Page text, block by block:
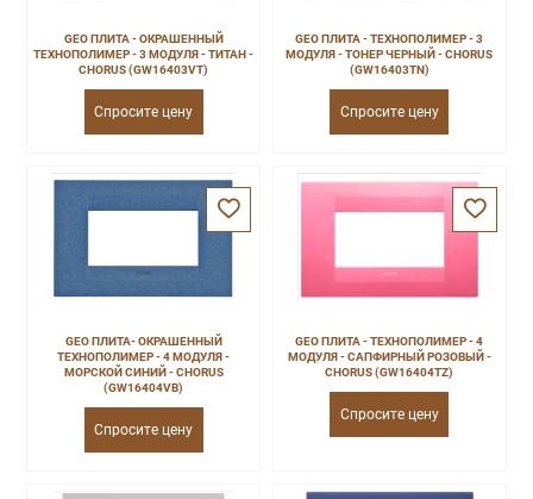
GEO ПЛИТА - ОКРАШЕННЫЙ
ТЕХНОПОЛИМЕР - 3 МОДУЛЯ - ТИТАН -
CHORUS (GW16403VT)
Спросите цену
GEO ПЛИТА - ТЕХНОПОЛИМЕР - 3
МОДУЛЯ - ТОНЕР ЧЕРНЫЙ - CHORUS
(GW16403TN)
Спросите цену
GEO ПЛИТА- ОКРАШЕННЫЙ
ТЕХНОПОЛИМЕР - 4 МОДУЛЯ -
МОРСКОЙ СИНИЙ - CHORUS
(GW16404VB)
Спросите цену
GEO ПЛИТА - ТЕХНОПОЛИМЕР - 4
МОДУЛЯ - САПФИРНЫЙ РОЗОВЫЙ -
CHORUS (GW16404TZ)
Спросите цену